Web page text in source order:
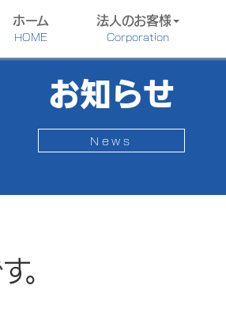
ホーム
HOME
法人のお客様
Corporation
お知らせ
News